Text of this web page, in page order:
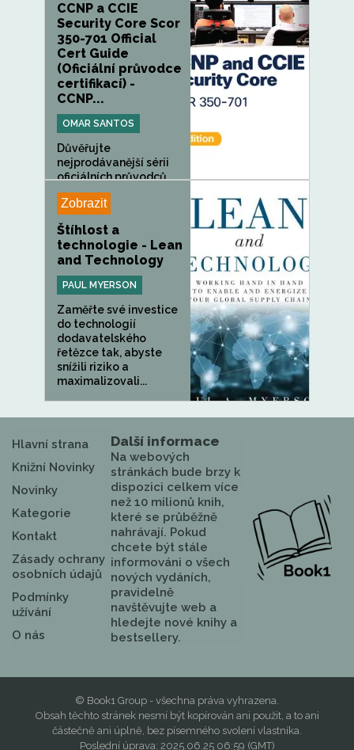
CCNP a CCIE
Security Core Scor
350-701 Official
Cert Guide
(Oficiální průvodce
certifikací) -
CCNP...
OMAR SANTOS
Důvěřujte
nejprodávanější sérii
oficiálních průvodců...
Zobrazit
Štíhlost a
technologie - Lean
and Technology
PAUL MYERSON
Zaměřte své investice
do technologií
dodavatelského
řetězce tak, abyste
snížili riziko a
maximalizovali...
Hlavní strana
Knižní Novinky
Novinky
Kategorie
Kontakt
Zásady ochrany
osobních údajů
Podmínky
užívání
O nás
Další informace
Na webových
stránkách bude brzy k
dispozici celkem více
než 10 milionů knih,
které se průběžně
nahrávají. Pokud
chcete být stále
informováni o všech
nových vydáních,
pravidelně
navštěvujte web a
hledejte nové knihy a
bestsellery.
© Book1 Group - všechna práva vyhrazena.
Obsah těchto stránek nesmí být kopírován ani použit, a to ani
částečně ani úplně, bez písemného svolení vlastníka.
Poslední úprava: 2025.06.25 06:59 (GMT)